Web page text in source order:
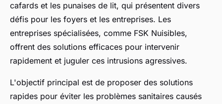
cafards et les punaises de lit, qui présentent divers
défis pour les foyers et les entreprises. Les
entreprises spécialisées, comme FSK Nuisibles,
offrent des solutions efficaces pour intervenir
rapidement et juguler ces intrusions agressives.
L'objectif principal est de proposer des solutions
rapides pour éviter les problèmes sanitaires causés